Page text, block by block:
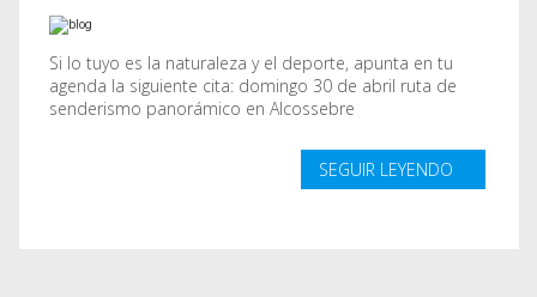
Si lo tuyo es la naturaleza y el deporte, apunta en tu
agenda la siguiente cita: domingo 30 de abril ruta de
senderismo panorámico en Alcossebre
SEGUIR LEYENDO